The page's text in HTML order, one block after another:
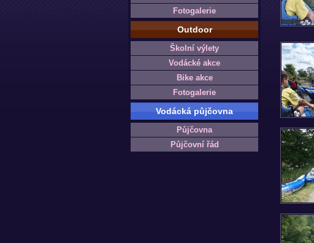
Fotogalerie
Outdoor
Školní výlety
Vodácké akce
Bike akce
Fotogalerie
Vodácká půjčovna
Půjčovna
Půjčovní řád